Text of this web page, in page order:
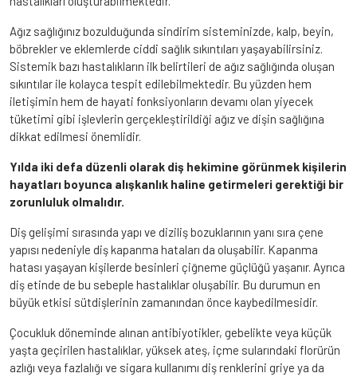
Ağız sağlığınız bozulduğunda sindirim sisteminizde, kalp, beyin,
böbrekler ve eklemlerde ciddi sağlık sıkıntıları yaşayabilirsiniz.
Sistemik bazı hastalıkların ilk belirtileri de ağız sağlığında oluşan
sıkıntılar ile kolayca tespit edilebilmektedir. Bu yüzden hem
iletişimin hem de hayati fonksiyonların devamı olan yiyecek
tüketimi gibi işlevlerin gerçekleştirildiği ağız ve dişin sağlığına
dikkat edilmesi önemlidir.
Yılda iki defa düzenli olarak diş hekimine görünmek kişilerin
hayatları boyunca alışkanlık haline getirmeleri gerektiği bir
zorunluluk olmalıdır.
Diş gelişimi sırasında yapı ve diziliş bozuklarının yanı sıra çene
yapısı nedeniyle diş kapanma hataları da oluşabilir. Kapanma
hatası yaşayan kişilerde besinleri çiğneme güçlüğü yaşanır. Ayrıca
diş etinde de bu sebeple hastalıklar oluşabilir. Bu durumun en
büyük etkisi sütdişlerinin zamanından önce kaybedilmesidir.
Çocukluk döneminde alınan antibiyotikler, gebelikte veya küçük
yaşta geçirilen hastalıklar, yüksek ateş, içme sularındaki florürün
azlığı veya fazlalığı ve sigara kullanımı diş renklerini griye ya da